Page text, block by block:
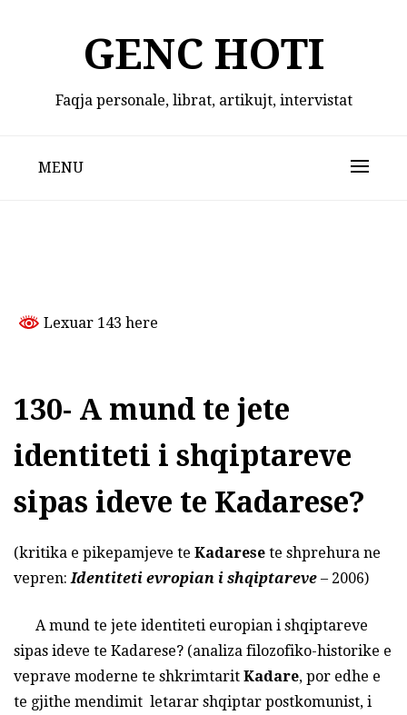
GENC HOTI
Faqja personale, librat, artikujt, intervistat
MENU
Lexuar 143 here
130- A mund te jete
identiteti i shqiptareve
sipas ideve te Kadarese?
(kritika e pikepamjeve te Kadarese te shprehura ne
vepren:Identiteti evropian i shqiptareve – 2006)
A mund te jete identiteti europian i shqiptareve
sipas ideve te Kadarese? (analiza filozofiko-historike e
veprave moderne te shkrimtarit Kadare, por edhe e
te gjithe mendimit letarar shqiptar postkomunist, i